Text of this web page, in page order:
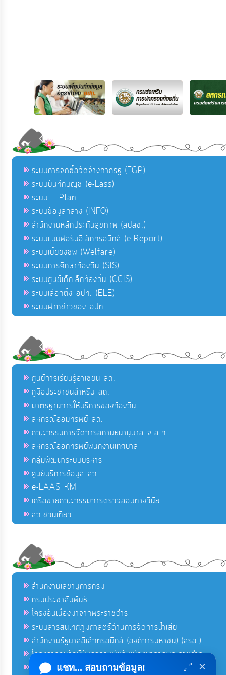
ระบบการจัดซื้อจัดจ้างภาครัฐ (EGP)
ระบบบันทึกบัญชี (e-Lass)
ระบบ E-Plan
ระบบข้อมูลกลาง (INFO)
สำนักงานหลักประกันสุขภาพ (สปสช.)
ระบบแบบฟอร์มอิเล็กทรอนิกส์ (e-Report)
ระบบเบี้ยยังชีพ (Welfare)
ระบบการศึกษาท้องถิ่น (SIS)
ระบบศูนย์เด็กเล็กท้องถิ่น (CCIS)
ระบบเลือกตั้ง อปท. (ELE)
ระบบฝากข่าวของ อปท.
ศูนย์การเรียนรู้อาเซียน สถ.
คู่มือประชาชนสำหรับ สถ.
มาตรฐานการให้บริการของท้องถิ่น
สหกรณ์ออมทรัพย์ สถ.
คณะกรรมการจัดการสถานธนานุบาล จ.ส.ท.
สหกรณ์ออกทรัพย์พนักงานเทศบาล
กลุ่มพัฒนาระบบบริหาร
ศูนย์บริการข้อมูล สถ.
e-LAAS KM
เครือข่ายคณะกรรมการตรวจสอบทางวินัย
สถ.ชวนเที่ยว
สำนักงานเลขานุการกรม
กรมประชาสัมพันธ์
โครงอันเนื่องมาจากพระราชดำริ
ระบบสารสนเทศภูมิศาสตร์ด้านการจัดการน้ำเสีย
สำนักงานรัฐบาลอิเล็กทรอนิกส์ (องค์การมหาชน) (สรอ.)
โครงการอนุรักษ์พันธุกรรมพืชอันเนื่องมาจากพระราชดำริ
คลังข่าวมหาไทย
แชท... สอบถามข้อมูล! ×